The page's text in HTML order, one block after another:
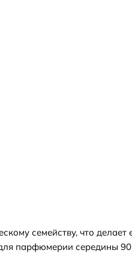
семейству, что делает
парфюмерии середины